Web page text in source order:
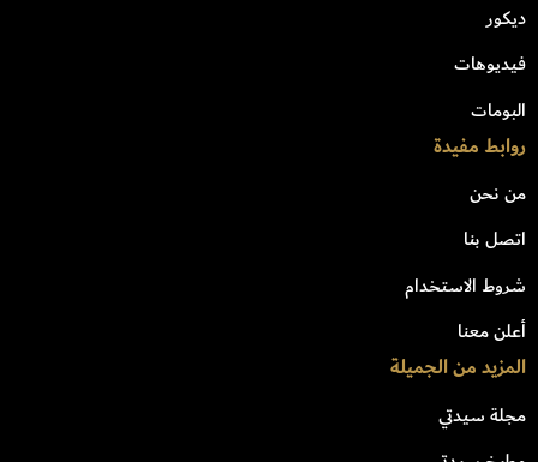
ديكور
فيديوهات
البومات
روابط مفيدة
من نحن
اتصل بنا
شروط الاستخدام
أعلن معنا
المزيد من الجميلة
مجلة سيدتي